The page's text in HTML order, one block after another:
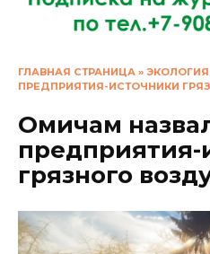
ГЛАВНАЯ СТРАНИЦА » ЭКОЛОГИЯ
ПРЕДПРИЯТИЯ-ИСТОЧНИКИ
Омичам
предприятия-
грязного